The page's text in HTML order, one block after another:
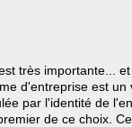
très importante...
d'entreprise est un
par l'identité de
de ce choix. Ce